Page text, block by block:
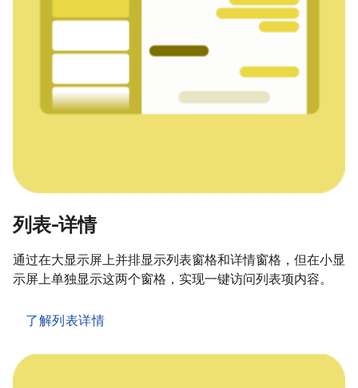
列表-详情
通过在大显示屏上并排显示列表窗格和详情窗格，但在小显
示屏上单独显示这两个窗格，实现一键访问列表项内容。
了解列表详情